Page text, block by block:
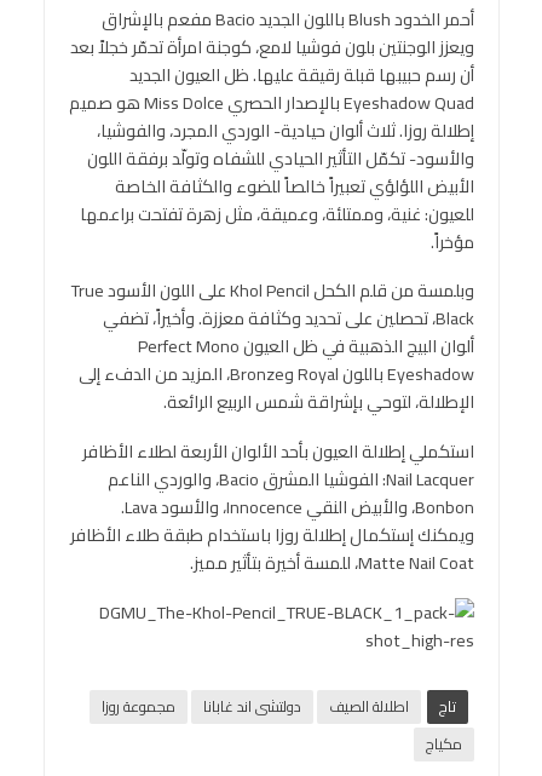
أحمر الخدود Blush باللون الجديد Bacio مفعم بالإشراق
ويعزز الوجنتين بلون فوشيا لامع، كوجنة امرأة تحمّر خجلاً بعد
أن رسم حبيبها قبلة رقيقة عليها. ظل العيون الجديد
Eyeshadow Quad بالإصدار الحصري Miss Dolce هو صميم
إطلالة روزا. ثلاث ألوان حيادية- الوردي المجرد، والفوشيا،
والأسود- تكمّل التأثير الحيادي للشفاه وتولّد برفقة اللون
الأبيض اللؤلؤي تعبيراً خالصاً للضوء والكثافة الخاصة
للعيون: غنية، وممتلئة، وعميقة، مثل زهرة تفتحت براعمها
مؤخراً.
وبلمسة من قلم الكحل Khol Pencil على اللون الأسود True
Black، تحصلين على تحديد وكثافة معززة. وأخيراً، تضفي
ألوان البيج الذهبية في ظل العيون Perfect Mono
Eyeshadow باللون Royal وBronze، المزيد من الدفء إلى
الإطلالة، لتوحي بإشراقة شمس الربيع الرائعة.
استكملي إطلالة العيون بأحد الألوان الأربعة لطلاء الأظافر
Nail Lacquer: الفوشيا المشرق Bacio، والوردي الناعم
Bonbon، والأبيض النقي Innocence، والأسود Lava.
ويمكنك إستكمال إطلالة روزا باستخدام طبقة طلاء الأظافر
Matte Nail Coat، للمسة أخيرة بتأثير مميز.
تاج اطلالة الصيف دولتشى اند غابانا
مجموعة روزا
مكياج